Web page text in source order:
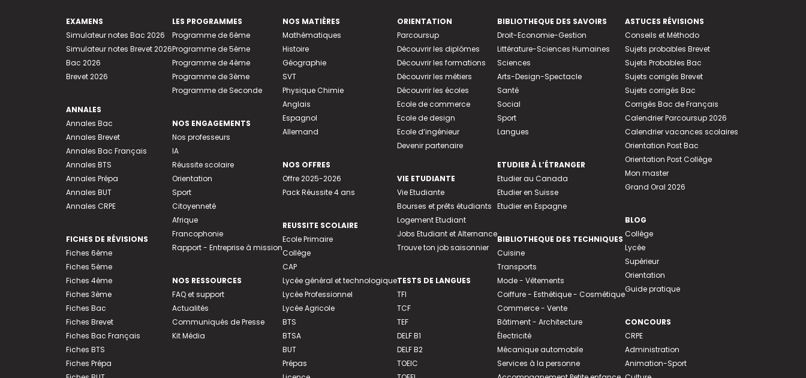
EXAMENS
Simulateur notes Bac 2026
Simulateur notes Brevet 2026
Bac 2026
Brevet 2026
ANNALES
Annales Bac
Annales Brevet
Annales Bac Français
Annales BTS
Annales Prépa
Annales BUT
Annales CRPE
FICHES DE RÉVISIONS
Fiches 6ème
Fiches 5ème
Fiches 4ème
Fiches 3ème
Fiches Bac
Fiches Brevet
Fiches Bac Français
Fiches BTS
Fiches Prépa
LES PROGRAMMES
Programme de 6ème
Programme de 5ème
Programme de 4ème
Programme de 3ème
Programme de Seconde
NOS ENGAGEMENTS
Nos professeurs
IA
Réussite scolaire
Orientation
Sport
Citoyenneté
Afrique
Francophonie
Rapport - Entreprise à mission
NOS RESSOURCES
FAQ et support
Actualités
Communiqués de Presse
Kit Média
NOS MATIÈRES
Mathématiques
Histoire
Géographie
SVT
Physique Chimie
Anglais
Espagnol
Allemand
NOS OFFRES
Offre 2025-2026
Pack Réussite 4 ans
REUSSITE SCOLAIRE
Ecole Primaire
Collège
CAP
Lycée général et technologique
Lycée Professionnel
Lycée Agricole
BTS
BTSA
BUT
Prépas
ORIENTATION
Parcoursup
Découvrir les diplômes
Découvrir les formations
Découvrir les métiers
Découvrir les écoles
Ecole de commerce
Ecole de design
Ecole d’ingénieur
Devenir partenaire
VIE ETUDIANTE
Vie Etudiante
Bourses et prêts étudiants
Logement Etudiant
Jobs Etudiant et Alternance
Trouve ton job saisonnier
TESTS DE LANGUES
TFI
TCF
TEF
DELF B1
DELF B2
TOEIC
BIBLIOTHEQUE DES SAVOIRS
Droit-Economie-Gestion
Littérature-Sciences Humaines
Sciences
Arts-Design-Spectacle
Santé
Social
Sport
Langues
ETUDIER À L’ÉTRANGER
Etudier au Canada
Etudier en Suisse
Etudier en Espagne
BIBLIOTHEQUE DES TECHNIQUES
Cuisine
Transports
Mode - Vêtements
Coiffure - Esthétique - Cosmétique
Commerce - Vente
Bâtiment - Architecture
Électricité
Mécanique automobile
Services à la personne
ASTUCES RÉVISIONS
Conseils et Méthodo
Sujets probables Brevet
Sujets Probables Bac
Sujets corrigés Brevet
Sujets corrigés Bac
Corrigés Bac de Français
Calendrier Parcoursup 2026
Calendrier vacances scolaires
Orientation Post Bac
Orientation Post Collège
Mon master
Grand Oral 2026
BLOG
Collège
Lycée
Supérieur
Orientation
Guide pratique
CONCOURS
CRPE
Administration
Animation-Sport